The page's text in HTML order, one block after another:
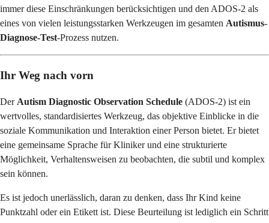
immer diese Einschränkungen berücksichtigen und den ADOS-2 als
eines von vielen leistungsstarken Werkzeugen im gesamten Autismus-
Diagnose-Test-Prozess nutzen.
Ihr Weg nach vorn
Der Autism Diagnostic Observation Schedule (ADOS-2) ist ein
wertvolles, standardisiertes Werkzeug, das objektive Einblicke in die
soziale Kommunikation und Interaktion einer Person bietet. Er bietet
eine gemeinsame Sprache für Kliniker und eine strukturierte
Möglichkeit, Verhaltensweisen zu beobachten, die subtil und komplex
sein können.
Es ist jedoch unerlässlich, daran zu denken, dass Ihr Kind keine
Punktzahl oder ein Etikett ist. Diese Beurteilung ist lediglich ein Schritt